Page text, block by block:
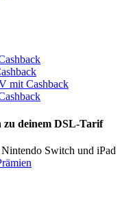
mit Cashback
zu deinem DSL-Tarif